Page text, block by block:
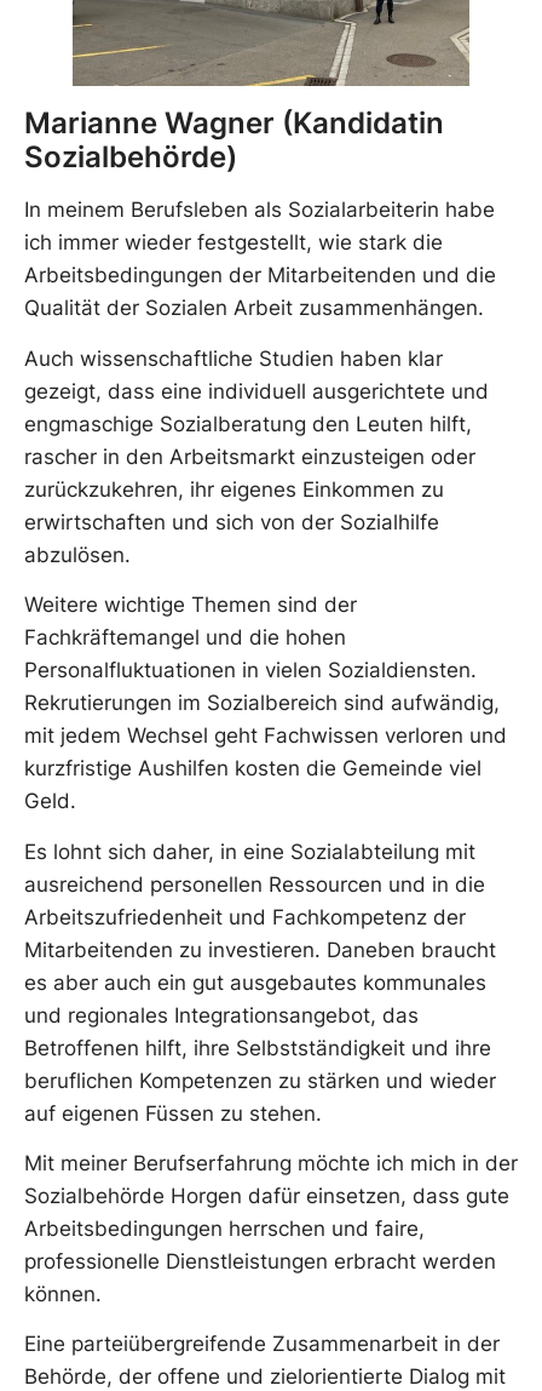
Marianne Wagner (Kandidatin
Sozialbehörde)
In meinem Berufsleben als Sozialarbeiterin habe
ich immer wieder festgestellt, wie stark die
Arbeitsbedingungen der Mitarbeitenden und die
Qualität der Sozialen Arbeit zusammenhängen.
Auch wissenschaftliche Studien haben klar
gezeigt, dass eine individuell ausgerichtete und
engmaschige Sozialberatung den Leuten hilft,
rascher in den Arbeitsmarkt einzusteigen oder
zurückzukehren, ihr eigenes Einkommen zu
erwirtschaften und sich von der Sozialhilfe
abzulösen.
Weitere wichtige Themen sind der
Fachkräftemangel und die hohen
Personalfluktuationen in vielen Sozialdiensten.
Rekrutierungen im Sozialbereich sind aufwändig,
mit jedem Wechsel geht Fachwissen verloren und
kurzfristige Aushilfen kosten die Gemeinde viel
Geld.
Es lohnt sich daher, in eine Sozialabteilung mit
ausreichend personellen Ressourcen und in die
Arbeitszufriedenheit und Fachkompetenz der
Mitarbeitenden zu investieren. Daneben braucht
es aber auch ein gut ausgebautes kommunales
und regionales Integrationsangebot, das
Betroffenen hilft, ihre Selbstständigkeit und ihre
beruflichen Kompetenzen zu stärken und wieder
auf eigenen Füssen zu stehen.
Mit meiner Berufserfahrung möchte ich mich in der
Sozialbehörde Horgen dafür einsetzen, dass gute
Arbeitsbedingungen herrschen und faire,
professionelle Dienstleistungen erbracht werden
können.
Eine parteiübergreifende Zusammenarbeit in der
Behörde, der offene und zielorientierte Dialog mit